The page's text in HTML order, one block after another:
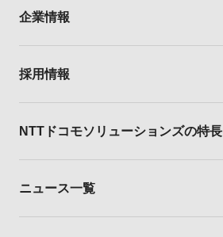
企業情報
採用情報
NTTドコモソリューションズの特長
ニュース一覧